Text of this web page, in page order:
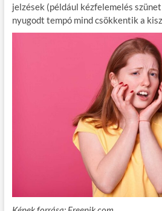
jelzések (például kézfelemelés
nyugodt tempó mind csökkentik a